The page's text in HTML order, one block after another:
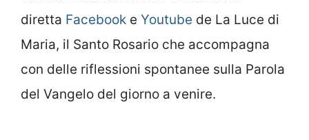
diretta Facebook e Youtube de La Luce di
Maria, il Santo Rosario che accompagna
con delle riflessioni spontanee sulla Parola
del Vangelo del giorno a venire.